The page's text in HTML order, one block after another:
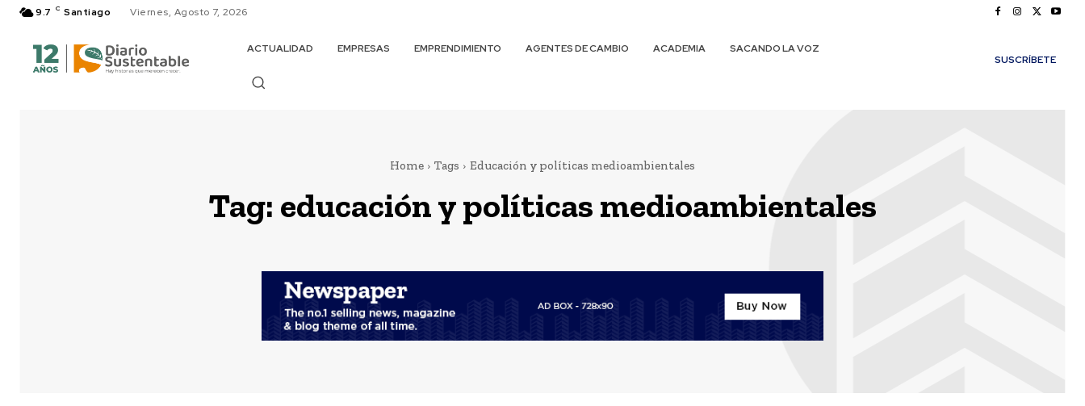
9.7 C Santiago Viernes, Agosto 7, 2026
ACTUALIDAD EMPRESAS EMPRENDIMIENTO AGENTES DE CAMBIO ACADEMIA
SACANDO LA VOZ
SUSCRÍBETE
Home Tags Educación y políticas medioambientales
Tag: educación y políticas medioambientales